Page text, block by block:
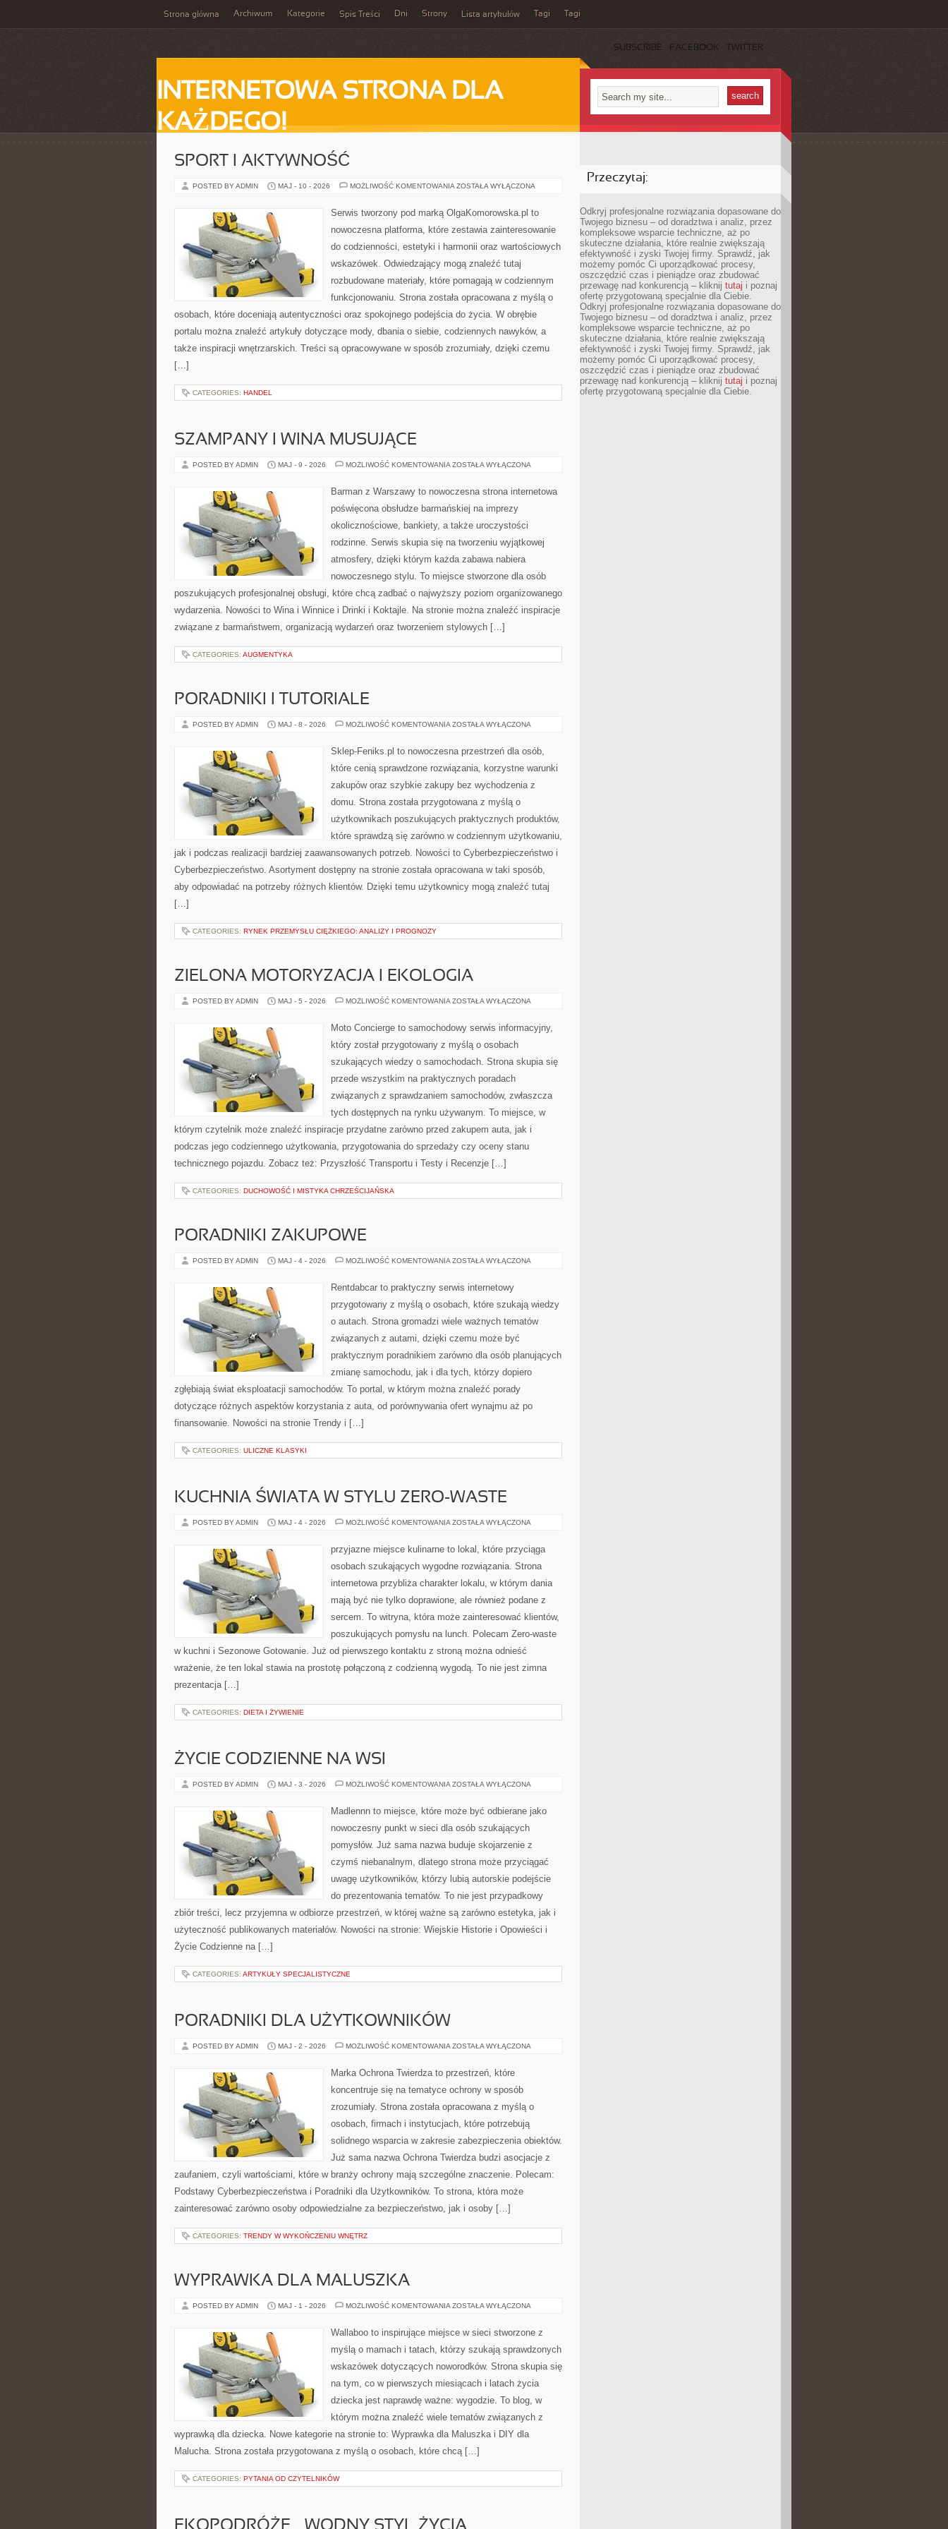
Strona główna Archiwum Kategorie Spis Treści Dni Strony Lista artykułów Tagi Tagi
SUBSCRIBE FACEBOOK TWITTER
INTERNETOWA STRONA DLA
KAŻDEGO!
SPORT I AKTYWNOŚĆ
POSTED BY ADMIN MAJ - 10 - 2026 MOŻLIWOŚĆ KOMENTOWANIA SPORT
ZOSTAŁA WYŁĄCZONA
Serwis tworzony pod marką OlgaKomorowska.pl to
nowoczesna platforma, które zestawia zainteresowanie
do codzienności, estetyki i harmonii oraz wartościowych
wskazówek. Odwiedzający mogą znaleźć tutaj
rozbudowane materiały, które pomagają w codziennym
funkcjonowaniu. Strona została opracowana z myślą o
osobach, które doceniają autentyczności oraz spokojnego podejścia do życia. W obrębie
portalu można znaleźć artykuły dotyczące mody, dbania o siebie, codziennych nawyków, a
także inspiracji wnętrzarskich. Treści są opracowywane w sposób zrozumiały, dzięki czemu
[…]
CATEGORIES: HANDEL
SZAMPANY I WINA MUSUJĄCE
POSTED BY ADMIN MAJ - 9 - 2026 MOŻLIWOŚĆ KOMENTOWANIA SZAMPANY
MUSUJĄCE
ZOSTAŁA WYŁĄCZONA
Barman z Warszawy to nowoczesna strona internetowa
poświęcona obsłudze barmańskiej na imprezy
okolicznościowe, bankiety, a także uroczystości
rodzinne. Serwis skupia się na tworzeniu wyjątkowej
atmosfery, dzięki którym każda zabawa nabiera
nowoczesnego stylu. To miejsce stworzone dla osób
poszukujących profesjonalnej obsługi, które chcą zadbać o najwyższy poziom organizowanego
wydarzenia. Nowości to Wina i Winnice i Drinki i Koktajle. Na stronie można znaleźć inspiracje
związane z barmaństwem, organizacją wydarzeń oraz tworzeniem stylowych […]
CATEGORIES: AUGMENTYKA
PORADNIKI I TUTORIALE
POSTED BY ADMIN MAJ - 8 - 2026 MOŻLIWOŚĆ KOMENTOWANIA PORADNIKI
ZOSTAŁA WYŁĄCZONA
Sklep-Feniks.pl to nowoczesna przestrzeń dla osób,
które cenią sprawdzone rozwiązania, korzystne warunki
zakupów oraz szybkie zakupy bez wychodzenia z
domu. Strona została przygotowana z myślą o
użytkownikach poszukujących praktycznych produktów,
które sprawdzą się zarówno w codziennym użytkowaniu,
jak i podczas realizacji bardziej zaawansowanych potrzeb. Nowości to Cyberbezpieczeństwo i
Cyberbezpieczeństwo. Asortyment dostępny na stronie została opracowana w taki sposób,
aby odpowiadać na potrzeby różnych klientów. Dzięki temu użytkownicy mogą znaleźć tutaj
[…]
CATEGORIES: RYNEK PRZEMYSŁU CIĘŻKIEGO: ANALIZY I PROGNOZY
ZIELONA MOTORYZACJA I EKOLOGIA
POSTED BY ADMIN MAJ - 5 - 2026 MOŻLIWOŚĆ KOMENTOWANIA ZIELONA
ZOSTAŁA WYŁĄCZONA
Moto Concierge to samochodowy serwis informacyjny,
który został przygotowany z myślą o osobach
szukających wiedzy o samochodach. Strona skupia się
przede wszystkim na praktycznych poradach
związanych z sprawdzaniem samochodów, zwłaszcza
tych dostępnych na rynku używanym. To miejsce, w
którym czytelnik może znaleźć inspiracje przydatne zarówno przed zakupem auta, jak i
podczas jego codziennego użytkowania, przygotowania do sprzedaży czy oceny stanu
technicznego pojazdu. Zobacz też: Przyszłość Transportu i Testy i Recenzje […]
CATEGORIES: DUCHOWOŚĆ I MISTYKA CHRZEŚCIJAŃSKA
PORADNIKI ZAKUPOWE
POSTED BY ADMIN MAJ - 4 - 2026 MOŻLIWOŚĆ KOMENTOWANIA PORADNIKI
ZOSTAŁA WYŁĄCZONA
Rentdabcar to praktyczny serwis internetowy
przygotowany z myślą o osobach, które szukają wiedzy
o autach. Strona gromadzi wiele ważnych tematów
związanych z autami, dzięki czemu może być
praktycznym poradnikiem zarówno dla osób planujących
zmianę samochodu, jak i dla tych, którzy dopiero
zgłębiają świat eksploatacji samochodów. To portal, w którym można znaleźć porady
dotyczące różnych aspektów korzystania z auta, od porównywania ofert wynajmu aż po
finansowanie. Nowości na stronie Trendy i […]
CATEGORIES: ULICZNE KLASYKI
KUCHNIA ŚWIATA W STYLU ZERO-WASTE
POSTED BY ADMIN MAJ - 4 - 2026 MOŻLIWOŚĆ KOMENTOWANIA KUCHNIA
STYLU
ZERO-
ZOSTAŁA WYŁĄCZONA
przyjazne miejsce kulinarne to lokal, które przyciąga
osobach szukających wygodne rozwiązania. Strona
internetowa przybliża charakter lokalu, w którym dania
mają być nie tylko doprawione, ale również podane z
sercem. To witryna, która może zainteresować klientów,
poszukujących pomysłu na lunch. Polecam Zero-waste
w kuchni i Sezonowe Gotowanie. Już od pierwszego kontaktu z stroną można odnieść
wrażenie, że ten lokal stawia na prostotę połączoną z codzienną wygodą. To nie jest zimna
prezentacja […]
CATEGORIES: DIETA I ŻYWIENIE
ŻYCIE CODZIENNE NA WSI
POSTED BY ADMIN MAJ - 3 - 2026 MOŻLIWOŚĆ KOMENTOWANIA ŻYCIE
WSI
ZOSTAŁA WYŁĄCZONA
Madlennn to miejsce, które może być odbierane jako
nowoczesny punkt w sieci dla osób szukających
pomysłów. Już sama nazwa buduje skojarzenie z
czymś niebanalnym, dlatego strona może przyciągać
uwagę użytkowników, którzy lubią autorskie podejście
do prezentowania tematów. To nie jest przypadkowy
zbiór treści, lecz przyjemna w odbiorze przestrzeń, w której ważne są zarówno estetyka, jak i
użyteczność publikowanych materiałów. Nowości na stronie: Wiejskie Historie i Opowieści i
Życie Codzienne na […]
CATEGORIES: ARTYKUŁY SPECJALISTYCZNE
PORADNIKI DLA UŻYTKOWNIKÓW
POSTED BY ADMIN MAJ - 2 - 2026 MOŻLIWOŚĆ KOMENTOWANIA PORADNIKI
ZOSTAŁA WYŁĄCZONA
Marka Ochrona Twierdza to przestrzeń, które
koncentruje się na tematyce ochrony w sposób
zrozumiały. Strona została opracowana z myślą o
osobach, firmach i instytucjach, które potrzebują
solidnego wsparcia w zakresie zabezpieczenia obiektów.
Już sama nazwa Ochrona Twierdza budzi asocjacje z
zaufaniem, czyli wartościami, które w branży ochrony mają szczególne znaczenie. Polecam:
Podstawy Cyberbezpieczeństwa i Poradniki dla Użytkowników. To strona, która może
zainteresować zarówno osoby odpowiedzialne za bezpieczeństwo, jak i osoby […]
CATEGORIES: TRENDY W WYKOŃCZENIU WNĘTRZ
WYPRAWKA DLA MALUSZKA
POSTED BY ADMIN MAJ - 1 - 2026 MOŻLIWOŚĆ KOMENTOWANIA WYPRAWKA
ZOSTAŁA WYŁĄCZONA
Wallaboo to inspirujące miejsce w sieci stworzone z
myślą o mamach i tatach, którzy szukają sprawdzonych
wskazówek dotyczących noworodków. Strona skupia się
na tym, co w pierwszych miesiącach i latach życia
dziecka jest naprawdę ważne: wygodzie. To blog, w
którym można znaleźć wiele tematów związanych z
wyprawką dla dziecka. Nowe kategorie na stronie to: Wyprawka dla Maluszka i DIY dla
Malucha. Strona została przygotowana z myślą o osobach, które chcą […]
CATEGORIES: PYTANIA OD CZYTELNIKÓW
Przeczytaj:
Odkryj profesjonalne rozwiązania dopasowane do
Twojego biznesu – od doradztwa i analiz, przez
kompleksowe wsparcie techniczne, aż po
skuteczne działania, które realnie zwiększają
efektywność i zyski Twojej firmy. Sprawdź, jak
możemy pomóc Ci uporządkować procesy,
oszczędzić czas i pieniądze oraz zbudować
przewagę nad konkurencją – kliknij tutaj i poznaj
ofertę przygotowaną specjalnie dla Ciebie.
Odkryj profesjonalne rozwiązania dopasowane do
Twojego biznesu – od doradztwa i analiz, przez
kompleksowe wsparcie techniczne, aż po
skuteczne działania, które realnie zwiększają
efektywność i zyski Twojej firmy. Sprawdź, jak
możemy pomóc Ci uporządkować procesy,
oszczędzić czas i pieniądze oraz zbudować
przewagę nad konkurencją – kliknij tutaj i poznaj
ofertę przygotowaną specjalnie dla Ciebie.